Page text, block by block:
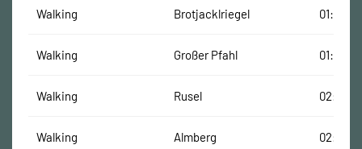
Walking Brotjacklriegel
Walking Großer Pfahl
Walking Rusel
Walking Almberg